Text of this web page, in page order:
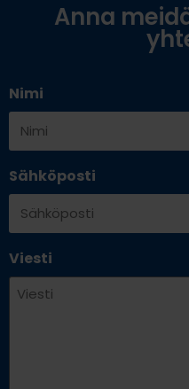
Anna
Nimi
Sähköposti
Viesti